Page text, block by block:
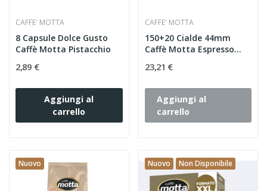
CAFFE' MOTTA
8 Capsule Dolce Gusto
Caffè Motta Pistacchio
2,89 €
Aggiungi al
carrello
CAFFE' MOTTA
150+20 Cialde 44mm
Caffè Motta Espresso
23,21 €
Aggiungi al
carrello
Nuovo Nuovo Non Disponibile